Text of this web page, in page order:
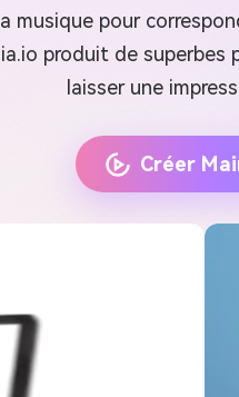
pour
produit de
laisser une
Créer